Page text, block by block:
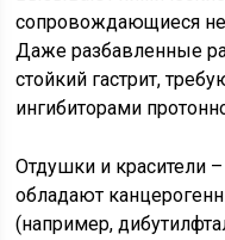
сопровождающиеся
Даже разбавленные
стойкий гастрит,
ингибиторами
Отдушки и красители
обладают
(например,